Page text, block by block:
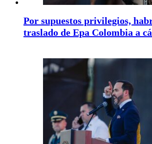
Por supuestos privilegios,
traslado de Epa Colombia a